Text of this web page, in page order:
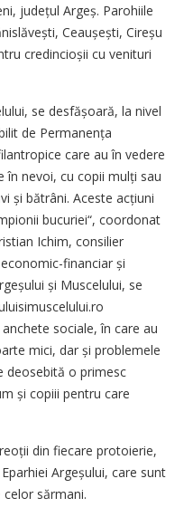
județul Argeș. Parohiile
Ceaușești, Cireșu
credincioșii cu venituri
se desfășoară, la nivel
de Permanența
care au în vedere
nevoi, cu copii mulți sau
și bătrâni. Aceste acțiuni
bucuriei“, coordonat
Ichim, consilier
financiar și
și Muscelului, se
sociale, în care au
mici, dar și problemele
deosebită o primesc
și copiii pentru care
din fiecare protoierie,
Argeșului, care sunt
sărmani.